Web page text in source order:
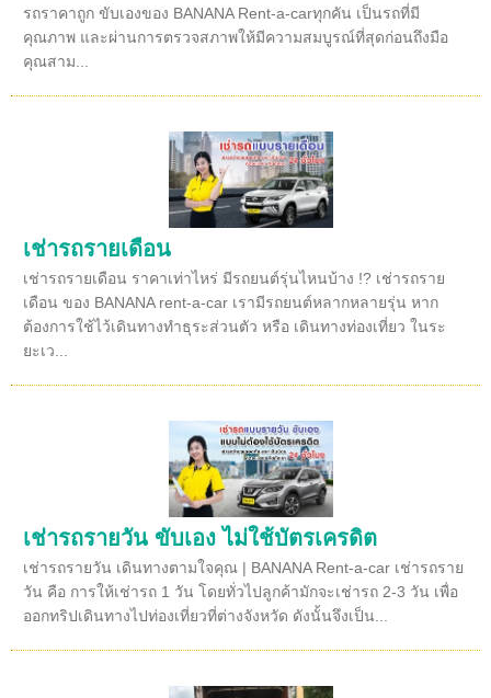
รถราคาถูก ขับเองของ BANANA Rent-a-carทุกคัน เป็นรถที่มี
คุณภาพ และผ่านการตรวจสภาพให้มีความสมบูรณ์ที่สุดก่อนถึงมือ
คุณสาม...
เช่ารถรายเดือน
เช่ารถรายเดือน ราคาเท่าไหร่ มีรถยนต์รุ่นไหนบ้าง !? เช่ารถราย
เดือน ของ BANANA rent-a-car เรามีรถยนต์หลากหลายรุ่น หาก
ต้องการใช้ไว้เดินทางทำธุระส่วนตัว หรือ เดินทางท่องเที่ยว ในระ
ยะเว...
เช่ารถรายวัน ขับเอง ไม่ใช้บัตรเครดิต
เช่ารถรายวัน เดินทางตามใจคุณ | BANANA Rent-a-car เช่ารถราย
วัน คือ การให้เช่ารถ 1 วัน โดยทั่วไปลูกค้ามักจะเช่ารถ 2-3 วัน เพื่อ
ออกทริปเดินทางไปท่องเที่ยวที่ต่างจังหวัด ดังนั้นจึงเป็น...